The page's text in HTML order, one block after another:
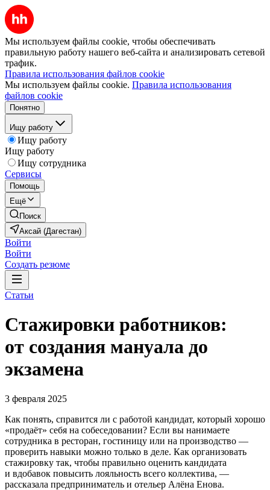
Мы используем файлы cookie, чтобы обеспечивать
правильную работу нашего веб-сайта и анализировать сетевой
трафик.
Правила использования файлов cookie
Мы используем файлы cookie. Правила использования
файлов cookie
Понятно
Ищу работу
Ищу работу
Ищу работу
Ищу сотрудника
Сервисы
Помощь
Ещё
Поиск
Аксай (Дагестан)
Войти
Войти
Создать резюме
Статьи
Стажировки работников:
от создания мануала до
экзамена
3 февраля 2025
Как понять, справится ли с работой кандидат, который хорошо
«продаёт» себя на собеседовании? Если вы нанимаете
сотрудника в ресторан, гостиницу или на производство —
проверить навыки можно только в деле. Как организовать
стажировку так, чтобы правильно оценить кандидата
и вдобавок повысить лояльность всего коллектива, —
рассказала предприниматель и отельер Алёна Енова.